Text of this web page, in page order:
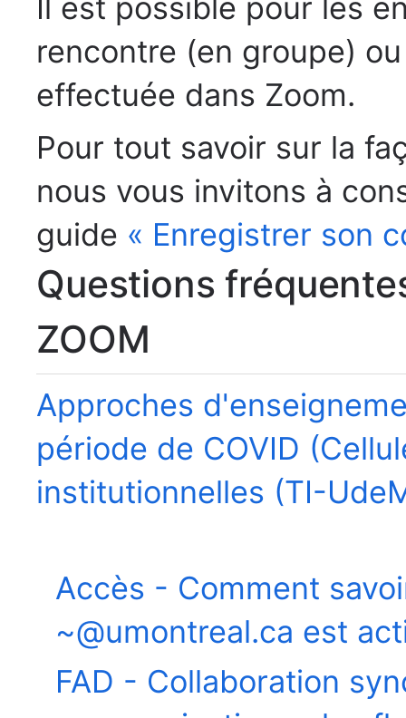
Il est possible pour les
rencontre (en groupe)
effectuée dans Zoom.
Pour tout savoir sur la
nous vous invitons à
guide « Enregistrer son
Questions
ZOOM
Approches
période de COVID
institutionnelles (TI-
Accès - Comment
~@umontreal.ca est
FAD - Collaboration